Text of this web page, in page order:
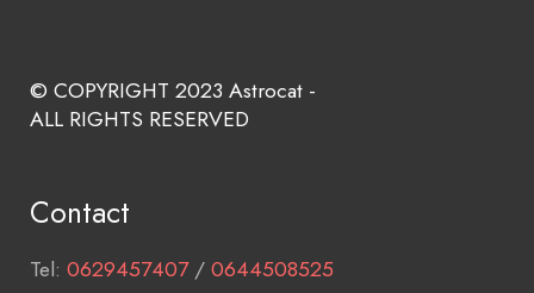
© COPYRIGHT 2023 Astrocat -
ALL RIGHTS RESERVED
Contact
Tel: 0629457407/0644508525